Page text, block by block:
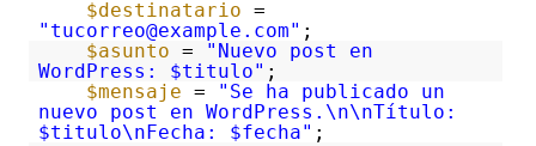
$destinatario =
"tucorreo@example.com" ;
$asunto =
"Nuevo post en
WordPress: $titulo" ;
$mensaje =
"Se ha publicado un
nuevo post en WordPress.\n\nTítulo:
$titulo\nFecha: $fecha" ;